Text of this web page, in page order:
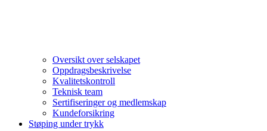
Oversikt over selskapet
Oppdragsbeskrivelse
Kvalitetskontroll
Teknisk team
Sertifiseringer og medlemskap
Kundeforsikring
Støping under trykk